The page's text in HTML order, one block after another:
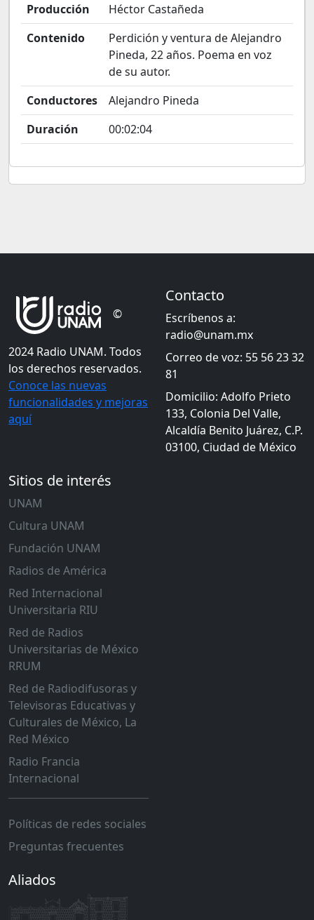
Producción
Héctor Castañeda
Contenido
Perdición y ventura de Alejandro
Pineda, 22 años. Poema en voz
de su autor.
Conductores
Alejandro Pineda
Duración
00:02:04
©
2024 Radio UNAM. Todos
los derechos reservados.
Conoce las nuevas
funcionalidades y mejoras
aquí
Contacto
Escríbenos a:
radio@unam.mx
Correo de voz: 55 56 23 32
81
Domicilio: Adolfo Prieto
133, Colonia Del Valle,
Alcaldía Benito Juárez, C.P.
03100, Ciudad de México
Sitios de interés
UNAM
Cultura UNAM
Fundación UNAM
Radios de América
Red Internacional
Universitaria RIU
Red de Radios
Universitarias de México
RRUM
Red de Radiodifusoras y
Televisoras Educativas y
Culturales de México, La
Red México
Radio Francia
Internacional
Políticas de redes sociales
Preguntas frecuentes
Aliados